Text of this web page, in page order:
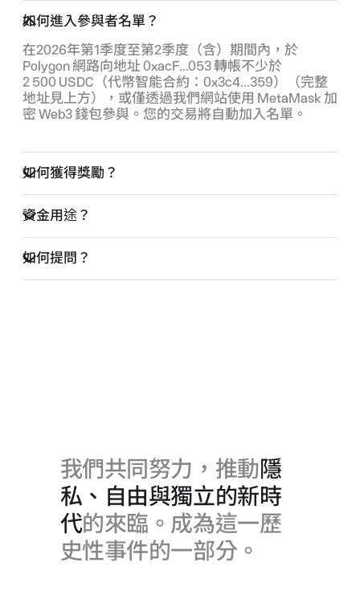
如何進入參與者名單？
在2026年第1季度至第2季度（含）期間內，於
Polygon 網路向地址 0xacF...053 轉帳不少於
2 500 USDC（代幣智能合約：0x3c4...359）（完整
地址見上方），或僅透過我們網站使用 MetaMask 加
密 Web3 錢包參與。您的交易將自動加入名單。
如何獲得獎勵？
資金用途？
如何提問？
我們共同努力，推動隱
私、自由與獨立的新時
代的來臨。成為這一歷
史性事件的一部分。